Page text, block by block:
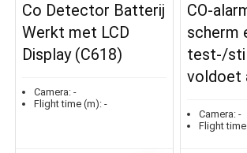
Co Detector Batterij
Werkt met LCD
Display (C618)
Camera: -
Flight time (m): -
CO-
scherm
test-/
voldoet
Camera: -
Flight